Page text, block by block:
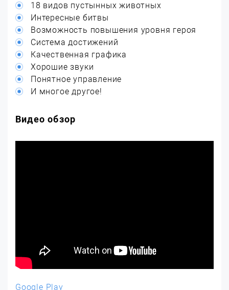
18 видов пустынных животных
Интересные битвы
Возможность повышения уровня героя
Система достижений
Качественная графика
Хорошие звуки
Понятное управление
И многое другое!
Видео обзор
Google Play